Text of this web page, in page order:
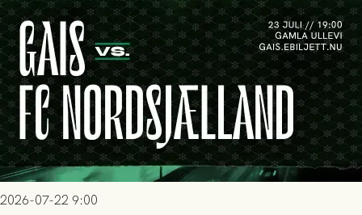
2026-07-22 9:00